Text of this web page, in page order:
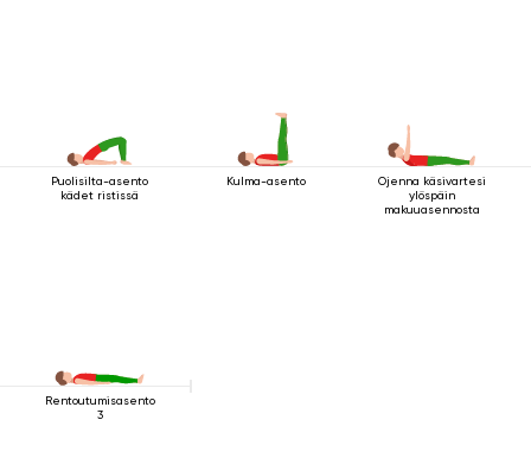
Puolisilta-asento
kädet ristissä
Kulma-asento
Ojenna käsivartesi
ylöspäin
makuuasennosta
Rentoutumisasento
3